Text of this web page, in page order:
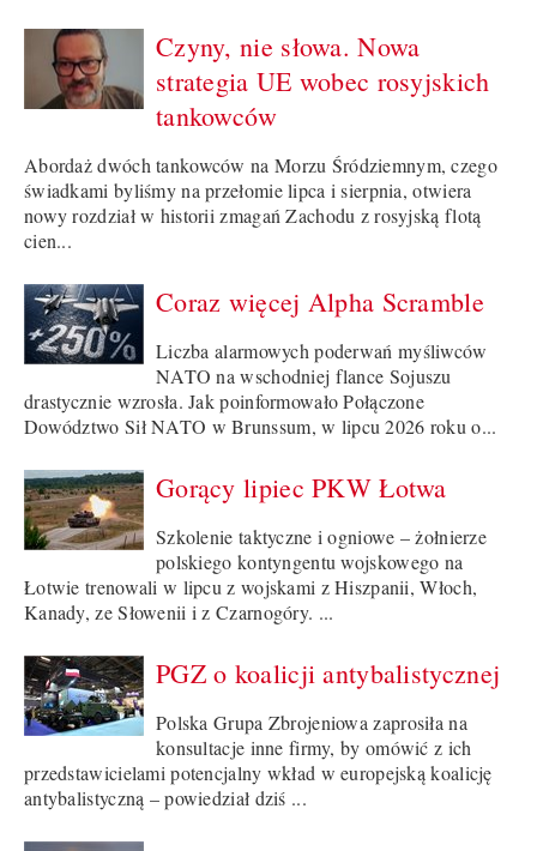
Czyny, nie słowa. Nowa
strategia UE wobec rosyjskich
tankowców
Abordaż dwóch tankowców na Morzu Śródziemnym, czego
świadkami byliśmy na przełomie lipca i sierpnia, otwiera
nowy rozdział w historii zmagań Zachodu z rosyjską flotą
cien...
Coraz więcej Alpha Scramble
Liczba alarmowych poderwań myśliwców
NATO na wschodniej flance Sojuszu
drastycznie wzrosła. Jak poinformowało Połączone
Dowództwo Sił NATO w Brunssum, w lipcu 2026 roku o...
Gorący lipiec PKW Łotwa
Szkolenie taktyczne i ogniowe – żołnierze
polskiego kontyngentu wojskowego na
Łotwie trenowali w lipcu z wojskami z Hiszpanii, Włoch,
Kanady, ze Słowenii i z Czarnogóry. ...
PGZ o koalicji antybalistycznej
Polska Grupa Zbrojeniowa zaprosiła na
konsultacje inne firmy, by omówić z ich
przedstawicielami potencjalny wkład w europejską koalicję
antybalistyczną – powiedział dziś ...